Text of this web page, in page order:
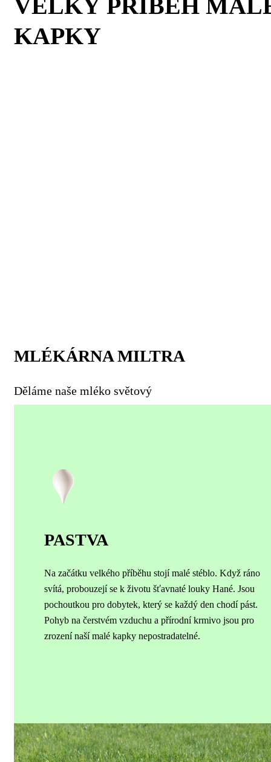
VELKÝ PŘÍBĚH
KAPKY
MLÉKÁRNA MILTRA
Děláme naše mléko světový
PASTVA
Na začátku velkého příběhu stojí malé stéblo. Když ráno
svítá, probouzejí se k životu šťavnaté louky Hané. Jsou
pochoutkou pro dobytek, který se každý den chodí pást.
Pohyb na čerstvém vzduchu a přírodní krmivo jsou pro
zrození naší malé kapky nepostradatelné.